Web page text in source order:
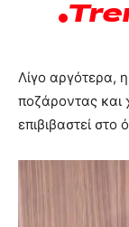
Λίγο αργότερα,
ποζάροντας και
επιβιβαστεί στο